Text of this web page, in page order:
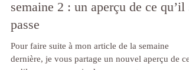
31 jours de beauté par l’énergie,
semaine 2 : un aperçu de ce qu’il
passe
Pour faire suite à mon article de la semaine